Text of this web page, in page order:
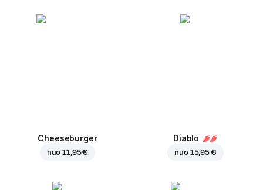
Cheeseburger
nuo11,95 €
Diablo
nuo 15,95 €